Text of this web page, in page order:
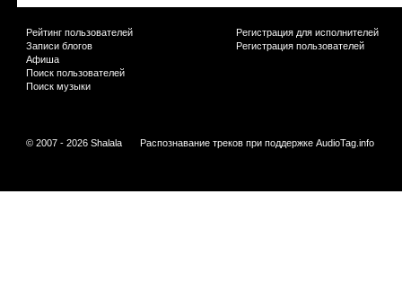
Рейтинг пользователей
Записи блогов
Афиша
Поиск пользователей
Поиск музыки
Регистрация для исполнителей
Регистрация пользователей
© 2007 - 2026 Shalala Распознавание треков при поддержке AudioTag.info